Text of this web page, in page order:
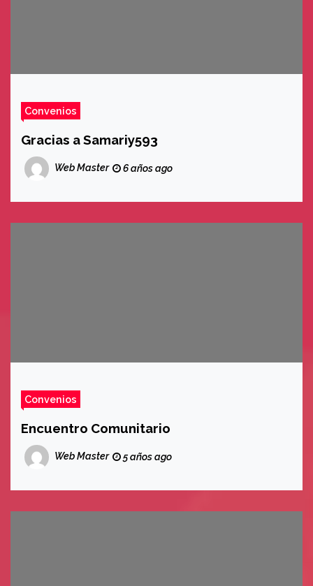
Convenios
Gracias a Samariy593
Web Master 6 años ago
Convenios
Encuentro Comunitario
Web Master 5 años ago